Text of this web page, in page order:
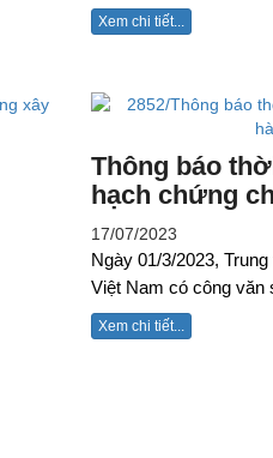
Xem chi tiết...
Thông báo
hạch chứng
17/07/2023
Ngày 01/3/2023,
Việt Nam có công văn
Xem chi tiết...